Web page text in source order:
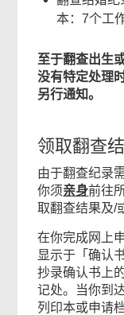
本：7个工
至于翻查出生
没有特定处理
另行通知。
领取翻查
由于翻查纪录
你须亲身前往
取翻查结果及/
在你完成网上
显示于「确认
抄录确认书上
记处。当你到
列印本或申请